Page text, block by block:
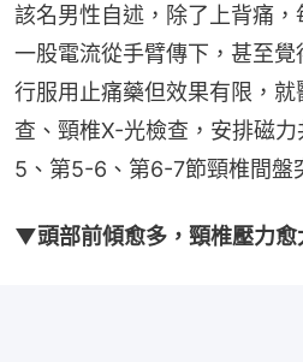
該名男性自述，除了上背痛
一股電流從手臂傳下，甚至
行服用止痛藥但效果有限，
查、頸椎X-光檢查，安排磁
5、第5-6、第6-7節頸椎間盤
▼頭部前傾愈多，頸椎壓力愈